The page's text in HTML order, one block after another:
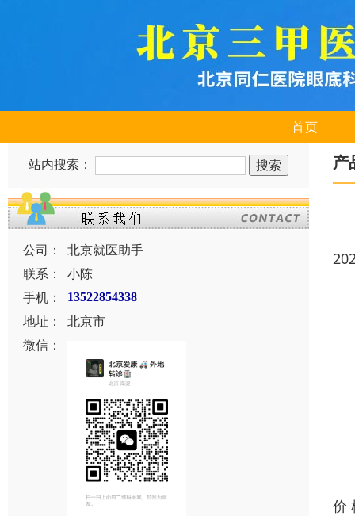
首页
站内搜索：
公司：
北京就医助手
联系：
小陈
手机：
13522854338
地址：
北京市
微信：
产
价